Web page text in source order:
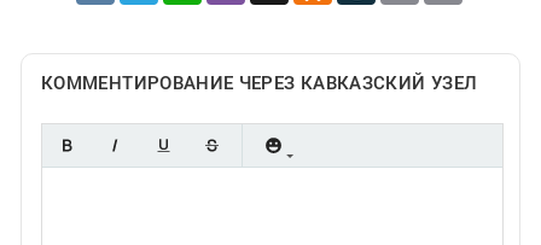
КОММЕНТИРОВАНИЕ ЧЕРЕЗ КАВКАЗСКИЙ УЗЕЛ